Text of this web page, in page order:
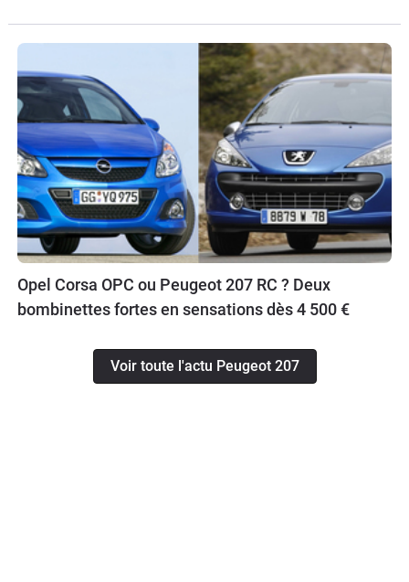
Opel Corsa OPC ou Peugeot 207 RC ? Deux
bombinettes fortes en sensations dès 4 500 €
Voir toute l'actu Peugeot 207